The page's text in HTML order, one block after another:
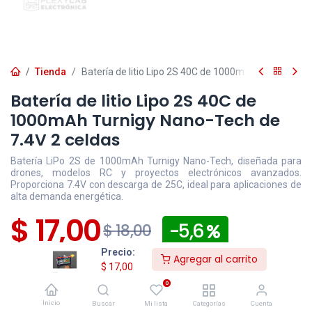
Precio:
$ 17,00
Agregar al carrito
Inicio Buscar
0
Mi lista Categorías Cuenta
Tienda Batería de litio Lipo 2S 40C de 1000mAh Turnigy
Batería de litio Lipo 2S 40C de
1000mAh Turnigy Nano-Tech de
7.4V 2 celdas
Batería LiPo 2S de 1000mAh Turnigy Nano-Tech, diseñada para
drones, modelos RC y proyectos electrónicos avanzados.
Proporciona 7.4V con descarga de 25C, ideal para aplicaciones de
alta demanda energética.
$ 17,00$18,00 - 5,6
Disponible Efectivo/Transferencia
Incluye IVA
Los pedidosconfirmadosdespués de las 16:30 para